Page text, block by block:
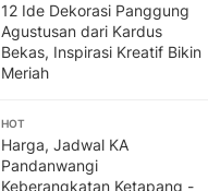
12 Ide Dekorasi Panggung
Agustusan dari Kardus
Bekas, Inspirasi Kreatif Bikin
Meriah
HOT
Harga, Jadwal KA
Pandanwangi
Keberangkatan Ketapang -